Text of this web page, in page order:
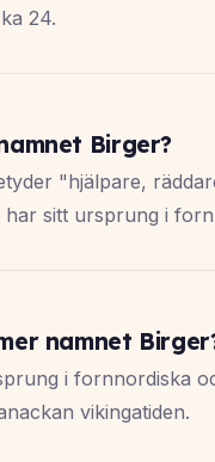
24.
Birger?
"hjälpare,
sitt ursprung i
namnet
i fornnordiska
vikingatiden.